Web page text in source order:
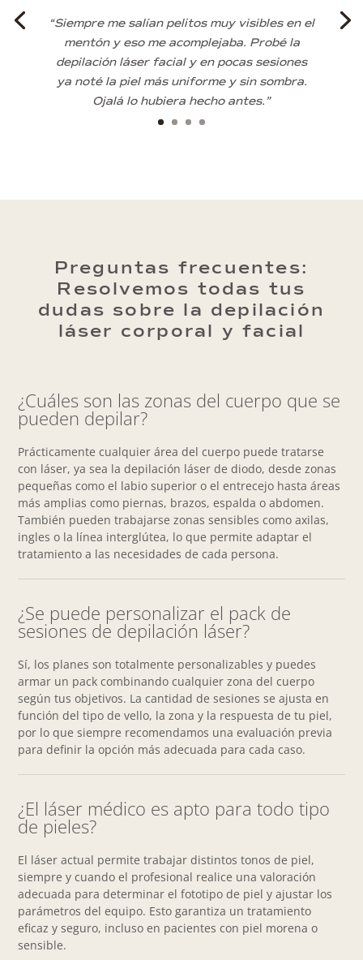
“Siempre me salían pelitos muy visibles en el
mentón y eso me acomplejaba. Probé la
depilación láser facial y en pocas sesiones
ya noté la piel más uniforme y sin sombra.
Ojalá lo hubiera hecho antes.”
Preguntas frecuentes:
Resolvemos todas tus
dudas sobre la depilación
láser corporal y facial
¿Cuáles son las zonas del cuerpo que se
pueden depilar?
Prácticamente cualquier área del cuerpo puede tratarse
con láser, ya sea la depilación láser de diodo, desde zonas
pequeñas como el labio superior o el entrecejo hasta áreas
más amplias como piernas, brazos, espalda o abdomen.
También pueden trabajarse zonas sensibles como axilas,
ingles o la línea interglútea, lo que permite adaptar el
tratamiento a las necesidades de cada persona.
¿Se puede personalizar el pack de
sesiones de depilación láser?
Sí, los planes son totalmente personalizables y puedes
armar un pack combinando cualquier zona del cuerpo
según tus objetivos. La cantidad de sesiones se ajusta en
función del tipo de vello, la zona y la respuesta de tu piel,
por lo que siempre recomendamos una evaluación previa
para definir la opción más adecuada para cada caso.
¿El láser médico es apto para todo tipo
de pieles?
El láser actual permite trabajar distintos tonos de piel,
siempre y cuando el profesional realice una valoración
adecuada para determinar el fototipo de piel y ajustar los
parámetros del equipo. Esto garantiza un tratamiento
eficaz y seguro, incluso en pacientes con piel morena o
sensible.